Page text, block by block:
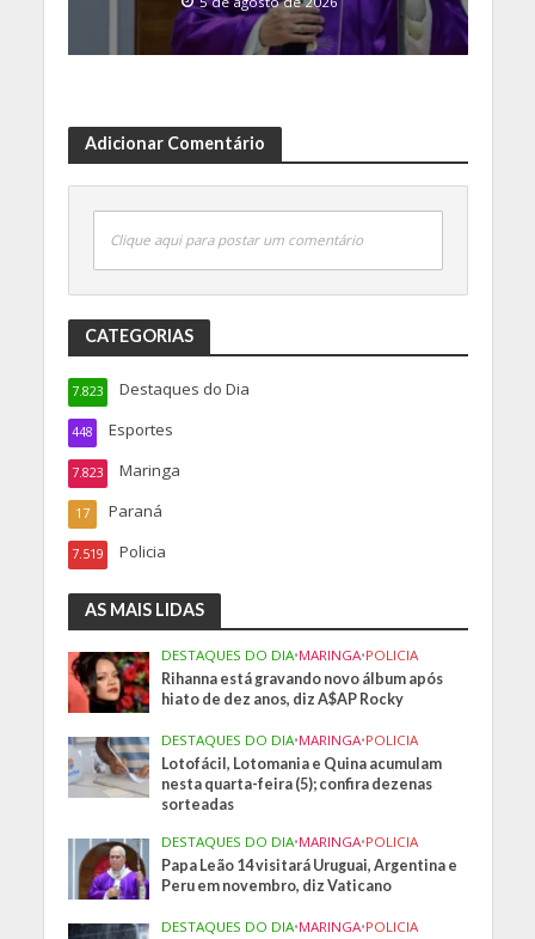
Adicionar Comentário
Clique aqui para postar um comentário
CATEGORIAS
Destaques do Dia
7.823
Esportes
448
Maringa
7.823
Paraná
17
Policia
7.519
AS MAIS LIDAS
DESTAQUES DO DIA•MARINGA•POLICIA
Rihanna está gravando novo álbum após
hiato de dez anos, diz A$AP Rocky
DESTAQUES DO DIA•MARINGA•POLICIA
Lotofácil, Lotomania e Quina acumulam
nesta quarta-feira (5); confira dezenas
sorteadas
DESTAQUES DO DIA•MARINGA•POLICIA
Papa Leão 14 visitará Uruguai, Argentina e
Peru em novembro, diz Vaticano
DESTAQUES DO DIA•MARINGA•POLICIA